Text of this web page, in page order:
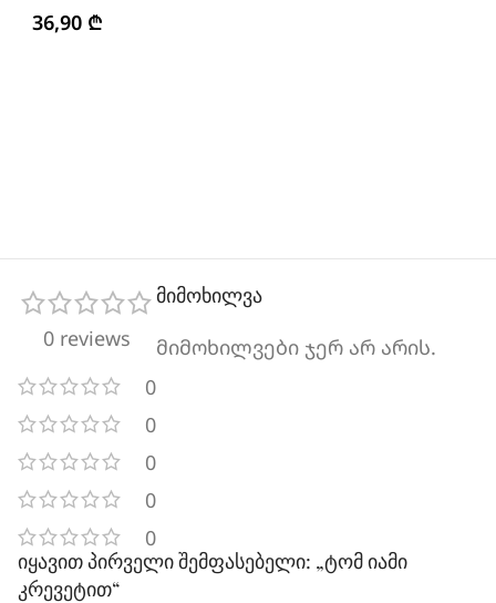
36,90 ₾
0 reviews
0
0
0
0
0
მიმოხილვა
მიმოხილვები ჯერ არ არის.
იყავით პირველი შემფასებელი: „ტომ იამი
კრევეტით“